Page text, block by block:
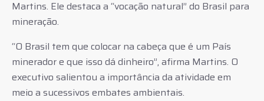
Martins. Ele destaca a “vocação natural” do Brasil para
mineração.
“O Brasil tem que colocar na cabeça que é um País
minerador e que isso dá dinheiro”, afirma Martins. O
executivo salientou a importância da atividade em
meio a sucessivos embates ambientais.